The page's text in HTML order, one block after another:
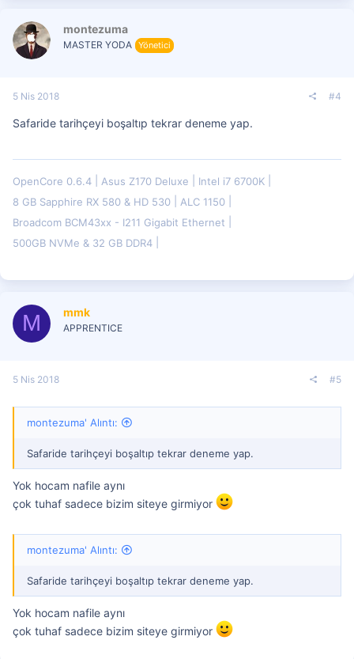
montezuma
MASTER YODA Yönetici
5 Nis 2018 #4
Safaride tarihçeyi boşaltıp tekrar deneme yap.
OpenCore 0.6.4 Asus Z170 Deluxe
Intel i7 6700K
8 GB Sapphire RX 580 & HD 530
ALC 1150
Broadcom BCM43xx - I211 Gigabit Ethernet
500GB NVMe & 32 GB DDR4
M mmk
APPRENTICE
5 Nis 2018 #5
montezuma' Alıntı:
Safaride tarihçeyi boşaltıp tekrar deneme yap.
Yok hocam nafile aynı
çok tuhaf sadece bizim siteye girmiyor
montezuma' Alıntı:
Safaride tarihçeyi boşaltıp tekrar deneme yap.
Yok hocam nafile aynı
çok tuhaf sadece bizim siteye girmiyor